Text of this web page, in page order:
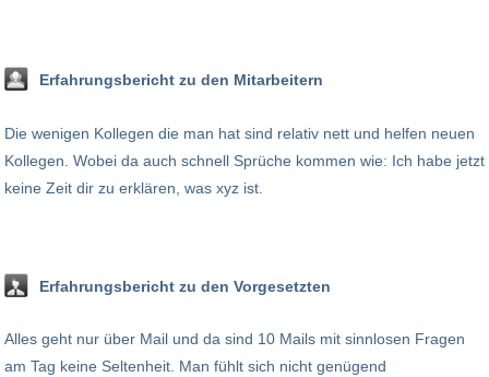
Erfahrungsbericht zu den Mitarbeitern
Die wenigen Kollegen die man hat sind relativ nett und helfen neuen
Kollegen. Wobei da auch schnell Sprüche kommen wie: Ich habe jetzt
keine Zeit dir zu erklären, was xyz ist.
Erfahrungsbericht zu den Vorgesetzten
Alles geht nur über Mail und da sind 10 Mails mit sinnlosen Fragen
am Tag keine Seltenheit. Man fühlt sich nicht genügend